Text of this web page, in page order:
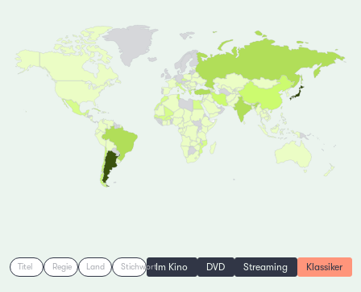
Titel Regie Land StichwortIm Kino DVD Streaming Klassiker